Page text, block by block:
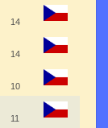
14
14
10
11